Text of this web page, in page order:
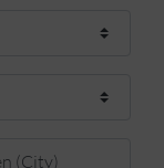
buscar